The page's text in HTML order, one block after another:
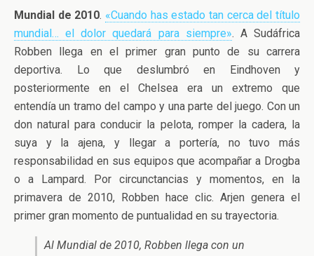
Mundial de 2010. «Cuando has estado tan cerca del título
mundial… el dolor quedará para siempre». A Sudáfrica
Robben llega en el primer gran punto de su carrera
deportiva. Lo que deslumbró en Eindhoven y
posteriormente en el Chelsea era un extremo que
entendía un tramo del campo y una parte del juego. Con un
don natural para conducir la pelota, romper la cadera, la
suya y la ajena, y llegar a portería, no tuvo más
responsabilidad en sus equipos que acompañar a Drogba
o a Lampard. Por circunctancias y momentos, en la
primavera de 2010, Robben hace clic. Arjen genera el
primer gran momento de puntualidad en su trayectoria.
Al Mundial de 2010, Robben llega con un